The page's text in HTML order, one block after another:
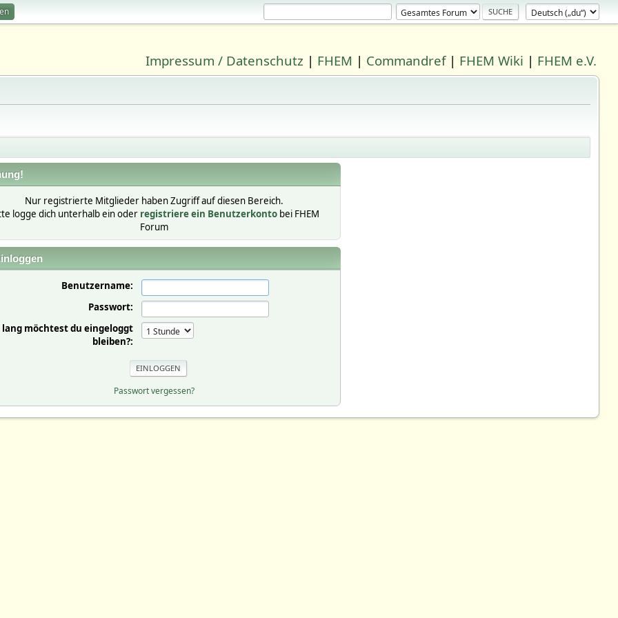
Impressum / Datenschutz | FHEM | Commandref| FHEM Wiki | FHEM e.V.
Nur registrierte Mitglieder haben Zugriff auf diesen Bereich.
logge dich unterhalb ein oder registriere ein Benutzerkontobei FHEM
Forum
Benutzername:
Passwort:
lang möchtest du eingeloggt
bleiben?:
Passwort vergessen?